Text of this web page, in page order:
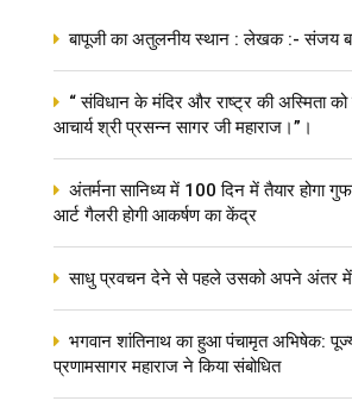
बापूजी का अतुलनीय स्थान : लेखक :- संजय
“ संविधान के मंदिर और राष्ट्र की अस्मिता
आचार्य श्री प्रसन्न सागर जी महाराज।”।
अंतर्मना सानिध्य में 100 दिन में तैयार होगा
आर्ट गैलरी होगी आकर्षण का केंद्र
साधु प्रवचन देने से पहले उसको अपने अंतर में
भगवान शांतिनाथ का हुआ पंचामृत अभिषेक:
प्रणामसागर महाराज ने किया संबोधित